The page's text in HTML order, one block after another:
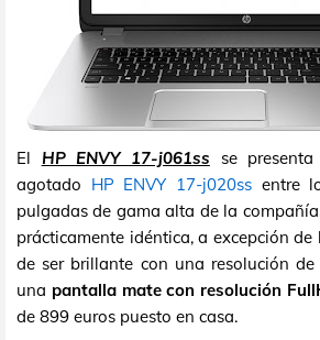
El HP ENVY 17-j061ss se
agotado HP ENVY 17-j020ssentre
pulgadas de gama alta de la
prácticamente idéntica, a excepción
de ser brillante con una resolución
una pantalla mate con resolución
de 899 euros puesto en casa.